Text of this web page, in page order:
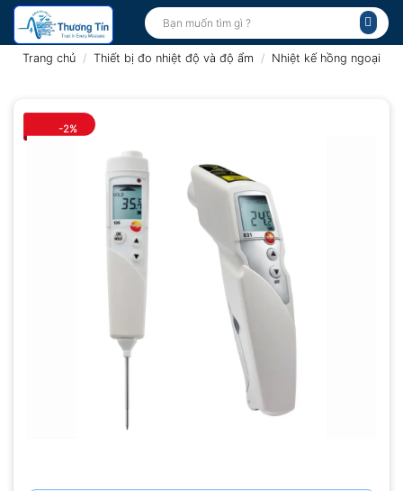
Bỏ
qua
Tìm
kiếm:
Trang chủ / Thiết bị đo nhiệt độ và độ ẩm / Nhiệt kế hồng ngoại
-2%